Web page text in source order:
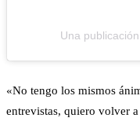
Una
«No tengo los mismos
entrevistas, quiero volver